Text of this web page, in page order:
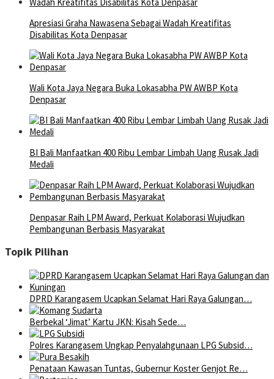
Apresiasi Graha Nawasena Sebagai Wadah Kreatifitas
Disabilitas Kota Denpasar
Wali Kota Jaya Negara Buka Lokasabha PW AWBP Kota
Denpasar
BI Bali Manfaatkan 400 Ribu Lembar Limbah Uang Rusak Jadi
Medali
Denpasar Raih LPM Award, Perkuat Kolaborasi Wujudkan
Pembangunan Berbasis Masyarakat
Topik Pilihan
DPRD Karangasem Ucapkan Selamat Hari Raya Galungan…
Berbekal ‘Jimat’ Kartu JKN: Kisah Sede…
Polres Karangasem Ungkap Penyalahgunaan LPG Subsid…
Penataan Kawasan Tuntas, Gubernur Koster Genjot Re…